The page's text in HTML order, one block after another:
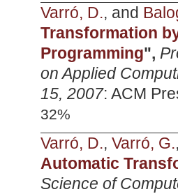
Varró, D., and
Transformation
Programming",
on Applied
15, 2007: ACM
32%
Varró, D., Varró, G.
Automatic
Science of